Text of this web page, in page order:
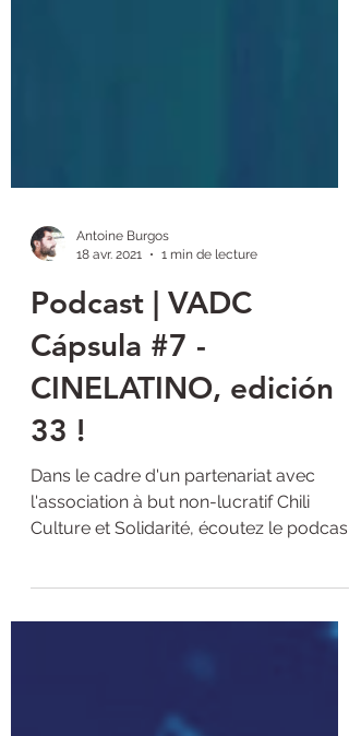
18 avr. 2021
1 min de lecture
Podcast | VADC
Cápsula #7 -
CINELATINO, edición
33 !
Dans le cadre d'un partenariat avec
l'association à but non-lucratif Chili
de novembre 2020 de...